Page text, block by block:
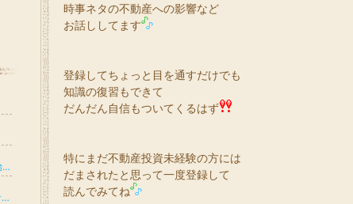
時事ネタの不動産への影響など
お話ししてます
登録してちょっと目を通すだけでも
知識の復習もできて
だんだん自信もついてくるはず
特にまだ不動産投資未経験の方には
だまされたと思って一度登録して
読んでみてね
3児ワーママ、物販と株で資金貯めて不動産始めました。
ミドサー主婦(5歳男の子+0歳女の子ママ)♡サイドFIRE目指して投資勉強中♡